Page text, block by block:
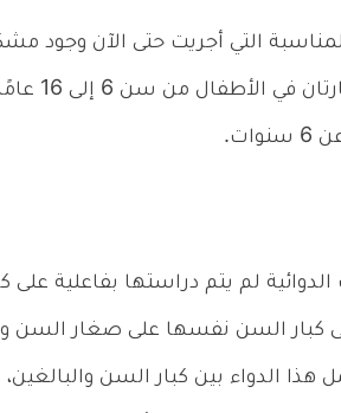
التي أجريت حتى الآن وجود
تحد من
لم يتم دراستها بفاعلية
كبار السن نفسها على صغار السن
هذا الدواء بين كبار السن